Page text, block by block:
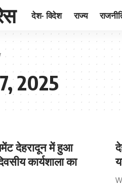
देश- विदेश राज्य
2025
देहरादून में हुआ
कार्यशाला का